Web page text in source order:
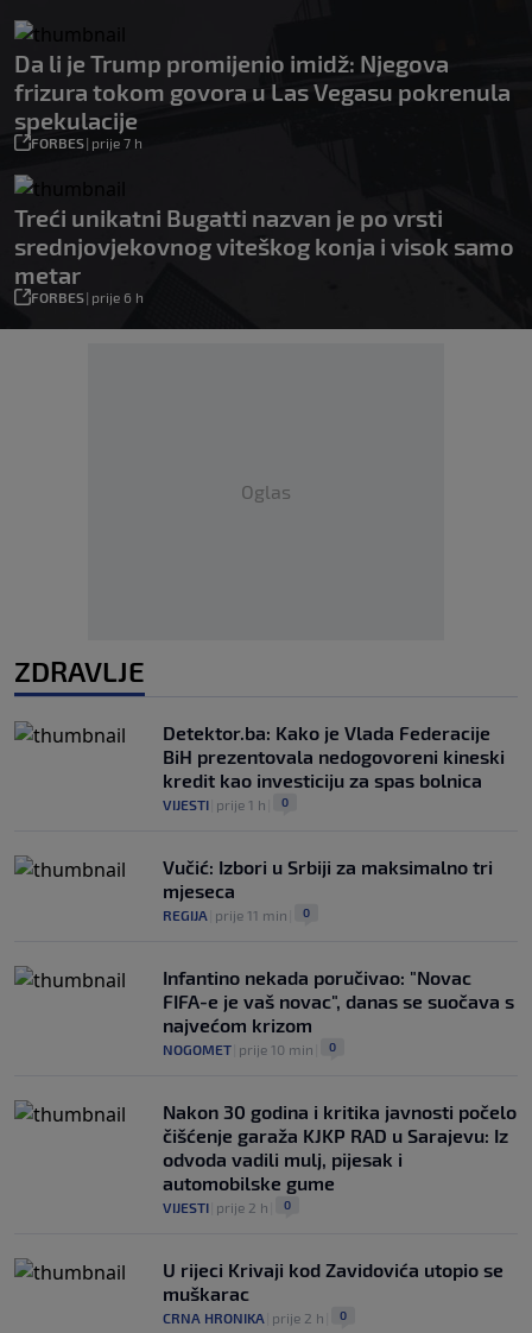
Da li je Trump promijenio imidž: Njegova
frizura tokom govora u Las Vegasu pokrenula
spekulacije
FORBES| prije 7 h
Treći unikatni Bugatti nazvan je po vrsti
srednjovjekovnog viteškog konja i visok samo
metar
FORBES| prije 6 h
Oglas
ZDRAVLJE
Detektor.ba: Kako je Vlada Federacije
BiH prezentovala nedogovoreni kineski
kredit kao investiciju za spas bolnica
VIJESTI prije 1 h 0
Vučić: Izbori u Srbiji za maksimalno tri
mjeseca
REGIJA prije 11 min 0
Infantino nekada poručivao: "Novac
FIFA-e je vaš novac", danas se suočava s
najvećom krizom
NOGOMET prije 10 min 0
Nakon 30 godina i kritika javnosti počelo
čišćenje garaža KJKP RAD u Sarajevu: Iz
odvoda vadili mulj, pijesak i
automobilske gume
VIJESTI prije 2 h 0
U rijeci Krivaji kod Zavidovića utopio se
muškarac
CRNA HRONIKA prije 2 h 0